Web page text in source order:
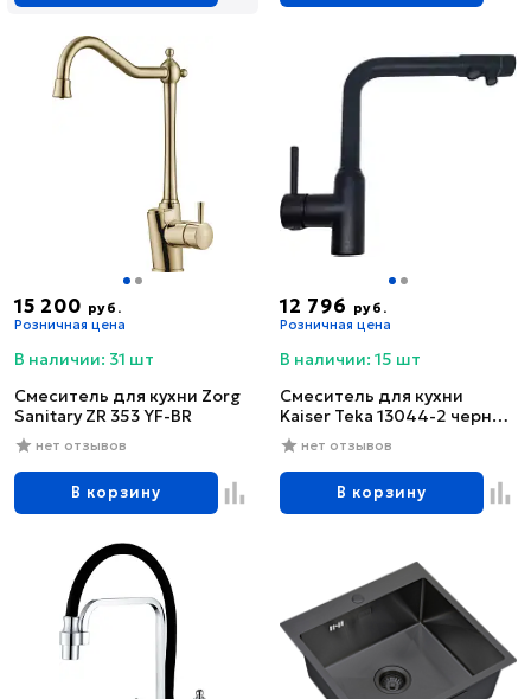
15 200 руб.
Розничная цена
В наличии: 31 шт
Смеситель для кухни Zorg
Sanitary ZR 353 YF-BR
нет отзывов
В корзину
12 796 руб.
Розничная цена
В наличии: 15 шт
Смеситель для кухни
Kaiser Teka 13044-2 черный
глянцевый
нет отзывов
В корзину